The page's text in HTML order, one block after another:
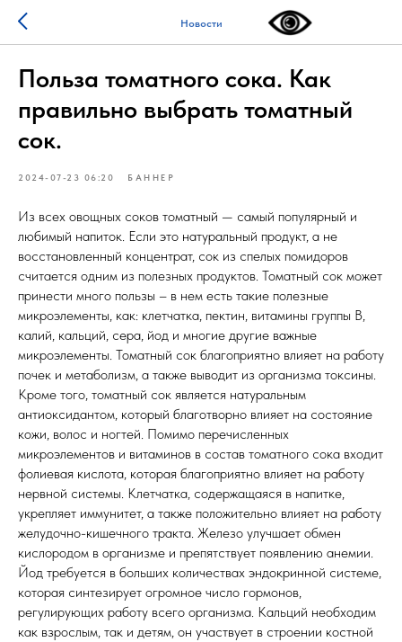
Новости
Польза томатного сока. Как
правильно выбрать томатный
сок.
2024-07-23 06:20 БАННЕР
Из всех овощных соков томатный — самый популярный и
любимый напиток. Если это натуральный продукт, а не
восстановленный концентрат, сок из спелых помидоров
считается одним из полезных продуктов. Томатный сок может
принести много пользы – в нем есть такие полезные
микроэлементы, как: клетчатка, пектин, витамины группы В,
калий, кальций, сера, йод и многие другие важные
микроэлементы. Томатный сок благоприятно влияет на работу
почек и метаболизм, а также выводит из организма токсины.
Кроме того, томатный сок является натуральным
антиоксидантом, который благотворно влияет на состояние
кожи, волос и ногтей. Помимо перечисленных
микроэлементов и витаминов в состав томатного сока входит
фолиевая кислота, которая благоприятно влияет на работу
нервной системы. Клетчатка, содержащаяся в напитке,
укрепляет иммунитет, а также положительно влияет на работу
желудочно-кишечного тракта. Железо улучшает обмен
кислородом в организме и препятствует появлению анемии.
Йод требуется в больших количествах эндокринной системе,
которая синтезирует огромное число гормонов,
регулирующих работу всего организма. Кальций необходим
как взрослым, так и детям, он участвует в строении костной